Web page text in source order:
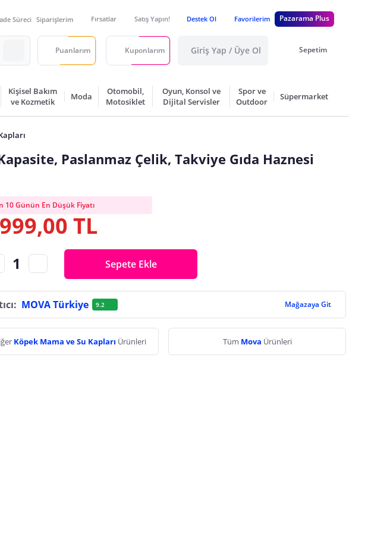
Süreci Siparişlerim Fırsatlar Satış Yapın! Destek Ol Favorilerim Pazarama Plus
Puanlarım Kuponlarım Giriş Yap / Üye Ol Sepetim
Kişisel Bakım
ve Kozmetik
Moda
Otomobil,
Motosiklet
Oyun, Konsol ve
Dijital Servisler
Spor ve
Outdoor
Süpermarket
Paslanmaz Çelik, Takviye Gıda Haznesi
10 Günün En Düşük Fiyatı
TL
Sepete Ekle
MOVA Türkiye 9.2 Mağazaya Git
Köpek Mama ve Su Kapları Ürünleri Tüm Mova Ürünleri